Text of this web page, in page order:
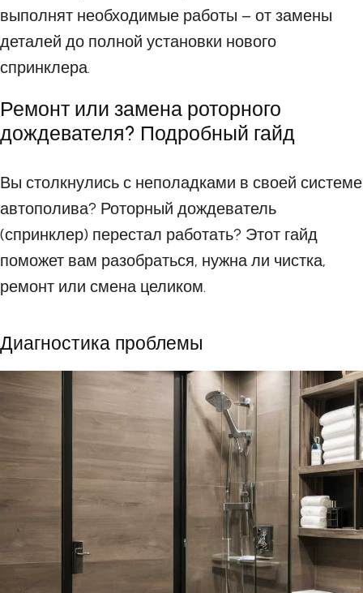
выполнят необходимые работы – от замены
деталей до полной установки нового
спринклера.
Ремонт или замена роторного
дождевателя? Подробный гайд
Вы столкнулись с неполадками в своей системе
автополива? Роторный дождеватель
(спринклер) перестал работать? Этот гайд
поможет вам разобраться, нужна ли чистка,
ремонт или смена целиком.
Диагностика проблемы